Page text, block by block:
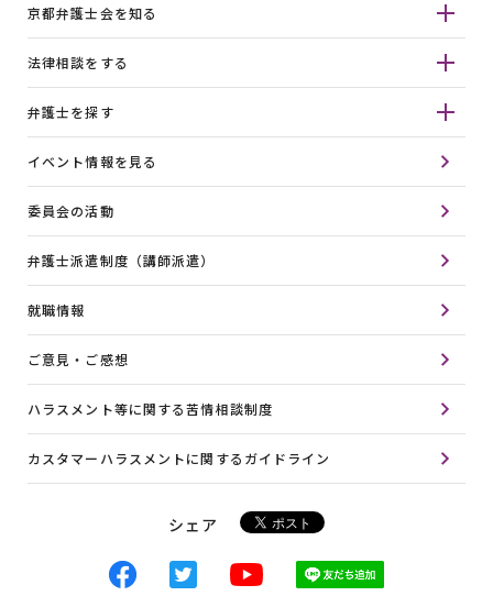
京都弁護士会を知る
法律相談をする
弁護士を探す
イベント情報を見る
委員会の活動
弁護士派遣制度（講師派遣）
就職情報
ご意見・ご感想
ハラスメント等に関する苦情相談制度
カスタマーハラスメントに関するガイドライン
シェア